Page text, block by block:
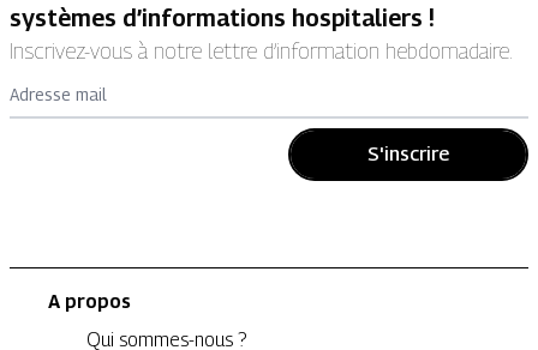
systèmes d’informations hospitaliers !
Inscrivez-vous à notre lettre d’information hebdomadaire.
Adresse mail
S'inscrire
A propos
Qui sommes-nous ?